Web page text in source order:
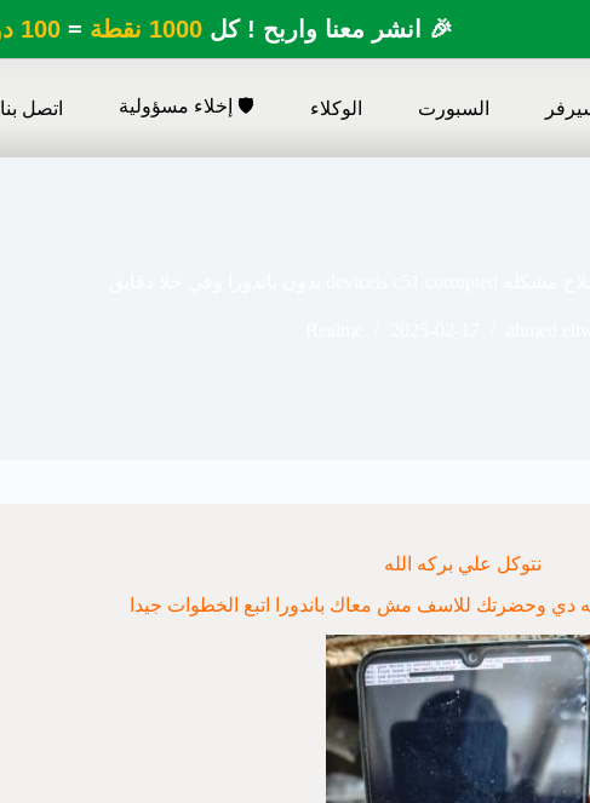
🎉 انشر معنا واربح ! كل1000 نقطة =100 دولار
السبورت الوكلاء 🛡️ إخلاء مسؤولية اتصل بنا
نتوكل علي بركه الله
دي وحضرتك للاسف مش معاك باندورا اتبع الخطوات جيدا